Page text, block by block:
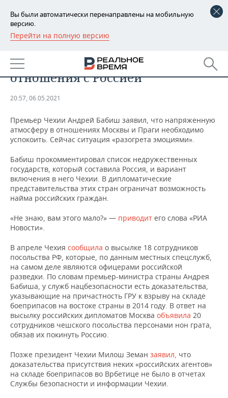
Вы были автоматически перенаправлены на мобильную
версию.
Перейти на полную версию
РЕГИОНЫ
БАШКОРТОСТАН
ТАТАРСТАН
НОВОСТИ
АНАЛИТИКА
ДЕКЛАРАЦИИ О ДОХОДАХ
ВУЗЫ ТАТАРСТАНА
КОМУ ПРИНАДЛЕЖАТ
ТАТАРСТАНА
НОВОСТИ ЭКОНОМИКИ
БАНКИ
БЮДЖЕТ
ИНВЕСТИЦИИ
ПРОМЫШЛЕННОСТЬ
ПРОМЫШЛЕННОСТИ
АГРОПРОМ
НЕФТЕХИМИЯ
НЕФТЬ
ОПК
ЭНЕРГЕТИКА
НЕДВИЖИМОСТЬ
НОВОСТИ НЕДВИЖИМОСТИ
АВТО
НОВОСТИ АВТО
БИЗНЕС
НОВОСТИ БИЗНЕСА
РОЗНИЧНАЯ ТОРГОВЛЯ
ТРАНСПОРТ
УСЛУГИ
ТЕХНОЛОГИИ
НОВОСТИ ТЕХНОЛОГИЙ
IT
МЕДИА
ТЕЛЕКОММУНИКАЦИИ
МЕРОПРИЯТИЯ
НОВОСТИ МЕРОПРИЯТИЙ
ВЫЕЗДНАЯ РЕДАКЦИЯ
БИЗНЕС-БРАНЧИ
ONLINE-КОНФЕРЕНЦИИ
ОТКРЫТАЯ ЛЕКЦИЯ
СПОРТ
НОВОСТИ СПОРТА
ФУТБОЛ
БАСКЕТБОЛ
ВОЛЕЙБОЛ
ОБЩЕСТВО
НОВОСТИ ОБЩЕСТВА
ИНФРАСТРУКТУРА
ИСТОРИЯ
ФОТОГАЛЕРЕЯ
СПРАВОЧНИК
СПИСОК ПЕРСОН
ПОЛНАЯ ВЕРСИЯ
В Чехии призвали «успокоить»
отношения с Россией
20:57, 06.05.2021
Премьер Чехии Андрей Бабиш заявил, что напряженную
атмосферу в отношениях Москвы и Праги необходимо
успокоить. Сейчас ситуация «разогрета эмоциями».
Бабиш прокомментировал список недружественных
государств, который составила Россия, и вариант
включения в него Чехии. В дипломатические
представительства этих стран ограничат возможность
найма российских граждан.
«Не знаю, вам этого мало?» — приводит его слова «РИА
Новости».
В апреле Чехия сообщила о высылке 18 сотрудников
посольства РФ, которые, по данным местных спецслужб,
на самом деле являются офицерами российской
разведки. По словам премьер-министра страны Андрея
Бабиша, у служб нацбезопасности есть доказательства,
указывающие на причастность ГРУ к взрыву на складе
боеприпасов на востоке страны в 2014 году. В ответ на
высылку российских дипломатов Москва объявила 20
сотрудников чешского посольства персонами нон грата,
обязав их покинуть Россию.
Позже президент Чехии Милош Земан заявил, что
доказательства присутствия неких «российских агентов»
на складе боеприпасов во Врбетице не было в отчетах
Службы безопасности и информации Чехии.